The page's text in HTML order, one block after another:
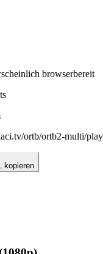
browserbereit
ortb/ortb2-multi/
kopieren